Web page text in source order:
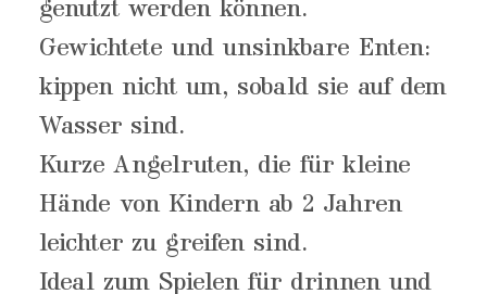
genutzt werden können.
Gewichtete und unsinkbare Enten:
kippen nicht um, sobald sie auf dem
Wasser sind.
Kurze Angelruten, die für kleine
Hände von Kindern ab 2 Jahren
leichter zu greifen sind.
Ideal zum Spielen für drinnen und